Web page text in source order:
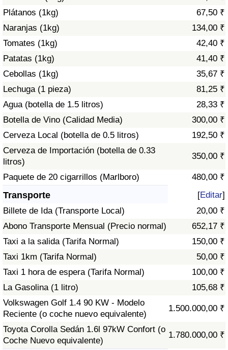
Plátanos (1kg)
67,50 ₹
Naranjas (1kg)
134,00 ₹
Tomates (1kg)
42,40 ₹
Patatas (1kg)
41,40 ₹
Cebollas (1kg)
35,67 ₹
Lechuga (1 pieza)
81,25 ₹
Agua (botella de 1.5 litros)
28,33 ₹
Botella de Vino (Calidad Media)
300,00 ₹
Cerveza Local (botella de 0.5 litros)
192,50 ₹
Cerveza de Importación (botella de 0.33
litros)
350,00 ₹
Paquete de 20 cigarrillos (Marlboro) 480,00 ₹
Transporte [Editar]
Billete de Ida (Transporte Local)
20,00 ₹
Abono Transporte Mensual (Precio normal)
652,17 ₹
Taxi a la salida (Tarifa Normal)
150,00 ₹
Taxi 1km (Tarifa Normal)
50,00 ₹
Taxi 1 hora de espera (Tarifa Normal)
100,00 ₹
La Gasolina (1 litro)
105,68 ₹
Volkswagen Golf 1.4 90 KW - Modelo
Reciente (o coche nuevo equivalente)
1.500.000,00 ₹
Toyota Corolla Sedán 1.6l 97kW Confort (o
Coche Nuevo equivalente)
1.780.000,00 ₹
Índice de Contaminación (Actual)
Índice de contaminación
Índice de Contaminación por País
Tráfico
Índice de Tráfico
Índice de Tráfico (Actual)
Índice de Tráfico por País